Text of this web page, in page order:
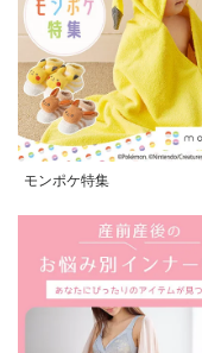
モンポケ特集